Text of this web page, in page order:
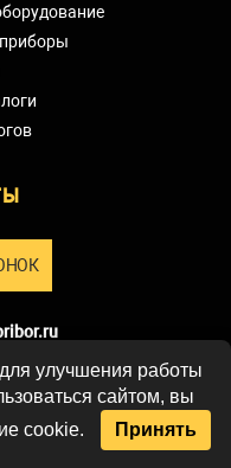
30-09
09
улучшения работы
сайтом, вы
cookie.
Принять